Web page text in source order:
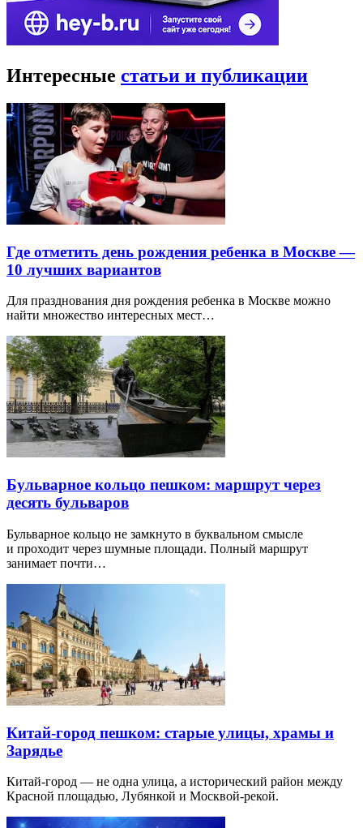
Интересные статьи и публикации
Где отметить день рождения ребенка в Москве —
10 лучших вариантов
Для празднования дня рождения ребенка в Москве можно
найти множество интересных мест…
Бульварное кольцо пешком: маршрут через
десять бульваров
Бульварное кольцо не замкнуто в буквальном смысле
и проходит через шумные площади. Полный маршрут
занимает почти…
Китай-город пешком: старые улицы, храмы и
Зарядье
Китай-город — не одна улица, а исторический район между
Красной площадью, Лубянкой и Москвой-рекой.